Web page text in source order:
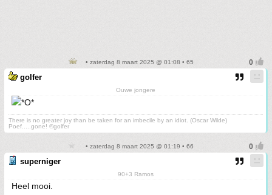
• zaterdag 8 maart 2025 @ 01:08 • 65
golfer
Ouwe jongere
There is no greater joy than be taken for an imbecile by an idiot. (Oscar Wilde)
Poef.....gone! ©golfer
• zaterdag 8 maart 2025 @ 01:19 • 66
superniger
90+3 Ramos
Heel mooi.